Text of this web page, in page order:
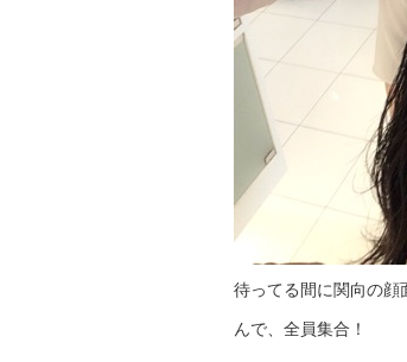
待ってる間に関向の顔
んで、全員集合！